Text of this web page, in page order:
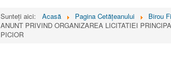
Sunteți aici: Acasă Pagina Cetăţeanului
Birou
ANUNT PRIVIND ORGANIZAREA LICITATIEI
PICIOR